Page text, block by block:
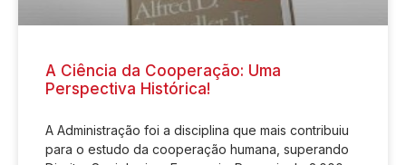
A Ciência da Cooperação: Uma
Perspectiva Histórica!
A Administração foi a disciplina que mais contribuiu
para o estudo da cooperação humana, superando